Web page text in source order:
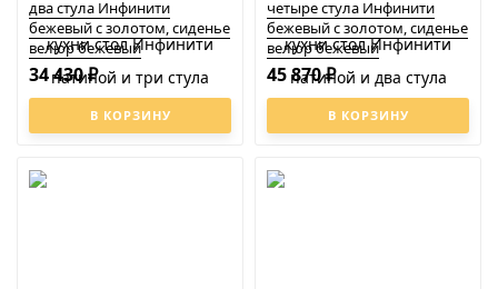
два стула Инфинити
бежевый с золотом, сиденье
велюр бежевый
В КОРЗИНУ
34 430₽
четыре стула Инфинити
бежевый с золотом, сиденье
велюр бежевый
В КОРЗИНУ
45 870₽